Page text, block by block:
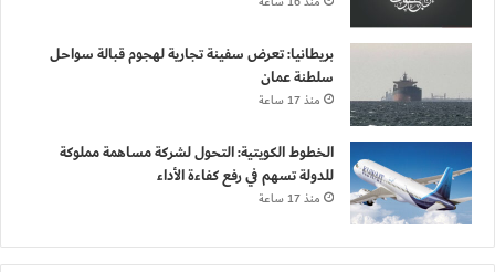
بريطانيا: تعرض سفينة تجارية لهجوم قبالة سواحل
سلطنة عمان
منذ 17 ساعة
الخطوط الكويتية: التحول لشركة مساهمة مملوكة
للدولة تسهم في رفع كفاءة الأداء
منذ 17 ساعة